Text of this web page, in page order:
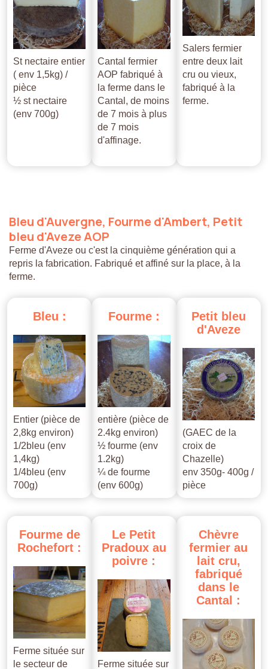
St nectaire entier
( env 1,5kg) /
pièce
½ st nectaire
(env 700g)
Cantal fermier
AOP fabriqué à
la ferme dans le
Cantal, de moins
de 7 mois à plus
de 7 mois
d'affinage.
Salers fermier
entre deux lait
cru ou vieux,
fabriqué à la
ferme.
Bleu d'Auvergne, Fourmed'Ambert, Petit
bleu d'AvezeAOP
Ferme d'Aveze ou c'est la cinquième génération qui a
repris la fabrication. Fabriqué et affiné sur la place, à la
ferme.
Bleu :
Entier (pièce de
2,8kg environ)
1/2bleu (env
1,4kg)
1/4bleu (env
700g)
Fourme :
entière (pièce de
2.4kg environ)
½ fourme (env
1.2kg)
¼ de fourme
(env 600g)
Petit bleu
d'Aveze
(GAEC de la
croix de
Chazelle)
env 350g- 400g /
pièce
Fourme de
Rochefort :
Ferme située sur
le secteur de
Le Petit
Pradoux au
poivre :
Ferme située sur
Chèvre
fermier au
lait cru,
fabriqué
dans le
Cantal :